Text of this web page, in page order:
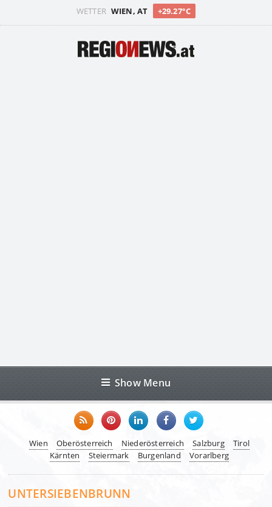
WETTER WIEN, AT +29.27°C
Show Menu
Wien Oberösterreich Niederösterreich Salzburg
Tirol
Kärnten
Steiermark Burgenland Vorarlberg
UNTERSIEBENBRUNN